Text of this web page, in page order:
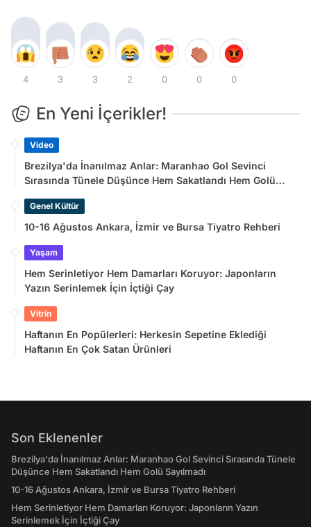
4 3 3 2 0 0 0
En Yeni İçerikler!
Video
Brezilya'da İnanılmaz Anlar: Maranhao Gol Sevinci
Sırasında Tünele Düşünce Hem Sakatlandı Hem Golü
Genel Kültür
10-16 Ağustos Ankara, İzmir ve Bursa Tiyatro Rehberi
Yaşam
Hem Serinletiyor Hem Damarları Koruyor: Japonların
Yazın Serinlemek İçin İçtiği Çay
Vitrin
Haftanın En Popülerleri: Herkesin Sepetine Eklediği
Haftanın En Çok Satan Ürünleri
Son Eklenenler
Brezilya'da İnanılmaz Anlar: Maranhao Gol Sevinci Sırasında Tünele
Düşünce Hem Sakatlandı Hem Golü Sayılmadı
10-16 Ağustos Ankara, İzmir ve Bursa Tiyatro Rehberi
Hem Serinletiyor Hem Damarları Koruyor: Japonların Yazın
Serinlemek İçin İçtiği Çay